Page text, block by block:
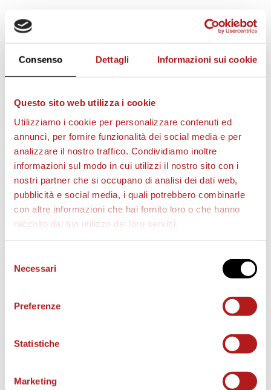
Consenso Dettagli Informazioni sui cookie
Questo sito web utilizza i cookie
Utilizziamo i cookie per personalizzare contenuti ed
annunci, per fornire funzionalità dei social media e per
analizzare il nostro traffico. Condividiamo inoltre
informazioni sul modo in cui utilizzi il nostro sito con i
nostri partner che si occupano di analisi dei dati web,
pubblicità e social media, i quali potrebbero combinarle
con altre informazioni che hai fornito loro o che hanno
raccolto dal tuo utilizzo dei loro servizi.
delNecessari
Preferenze
Statistiche
Marketing
BIGLIETTI
AS CITTADELLA STORE